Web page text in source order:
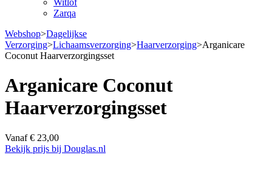
Witlof
Zarqa
Webshop>Dagelijkse
Verzorging>Lichaamsverzorging>Haarverzorging>Arganicare
Coconut Haarverzorgingsset
Arganicare Coconut
Haarverzorgingsset
Vanaf € 23,00
Bekijk prijs bij Douglas.nl